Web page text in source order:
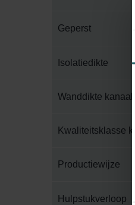
Geperst
Isolatiedikte
Wanddikte kanaal
Kwaliteitsklasse
Productiewijze
Hulpstukverloop